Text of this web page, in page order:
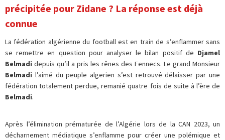
précipitée pour Zidane ? La réponse est déjà
connue
La fédération algérienne du football est en train de s’enflammer sans
se remettre en question pour analyser le bilan positif de Djamel
Belmadi depuis qu’il a pris les rênes des Fennecs. Le grand Monsieur
Belmadi l’aimé du peuple algerien s’est retrouvé délaisser par une
fédération totalement perdue, remanié quatre fois de suite à l’ère de
Belmadi.
Après l’élimination prématurée de l’Algérie lors de la CAN 2023, un
décharnement médiatique s’enflamme pour créer une polémique et